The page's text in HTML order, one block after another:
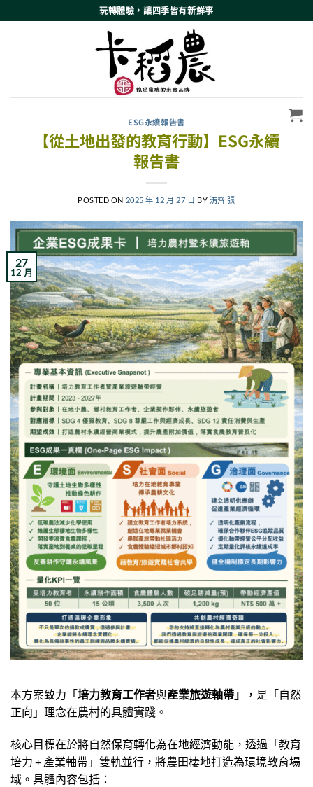
to
玩轉體驗，讓四季皆有新鮮事
ESG永續報告書
【從土地出發的教育行動】ESG永續
報告書
POSTED ON 2025 年 12 月 27 日 BY 洧齊 張
27
12 月
本方案致力「培力教育工作者與產業旅遊軸帶」
，是「自然
正向」理念在農村的具體實踐。
核心目標在於將自然保育轉化為在地經濟動能，透過「教育
培力 + 產業軸帶」雙軌並行，將農田棲地打造為環境教育場
域。具體內容包括：